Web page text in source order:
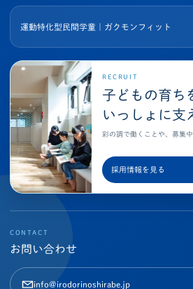
運動特化型民間学童｜ガクモンフィット
RECRUIT
子どもの育ち
いっしょに支
彩の調で働くことや、募集
採用情報を見る
CONTACT
お問い合わせ
info@irodorinoshirabe.jp